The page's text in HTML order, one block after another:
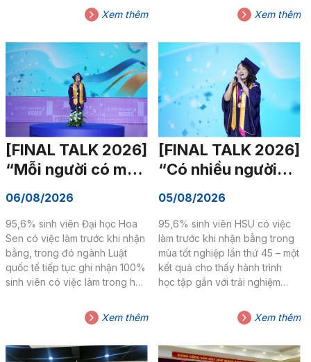
cũng có người nhận ra rằng
thành công được tạo nên từ
Final Talk trong Lễ Tốt nghiệp
HSU 2026, bốn Thủ khoa của
Khoa Du lịch – Nhà hàng –
Khách sạn đã mang đến bốn
góc nhìn khác nhau về hành
trình trưởng thành. Nhưng phía
sau những câu chuyện ấy là
một suy nghĩ đồng nhất: khi...
Xem thêm
qua áp lực, có người mạnh dạn
thay đổi lựa chọn, cũng có
một hướng đi phù hợp hơn.
Trong Final Talk tại Lễ tốt
nghiệp HSU 2026, ba Thủ
khoa Khoa Công nghệ đã kể
về hành trình trưởng thành của
mình bằng những câu chuyện
rất riêng, nhưng cùng gặp
nhau ở một...
Xem thêm
[FINAL TALK 2026]
“Mỗi người có một
trưởng thành”
06/08/2026
95,6% sinh viên Đại học Hoa
Sen có việc làm trước khi nhận
bằng, trong đó ngành Luật
quốc tế tiếp tục ghi nhận 100%
sinh viên có việc làm trong hai
con số này cho thấy năng lực
thích ứng và mức độ sẵn sàng
sau hành trình đại học. Nhưng
Xem thêm
[FINAL TALK 2026]
“Có nhiều người
thì sợ gì, cứ tò mò
về thế giới thôi”
05/08/2026
95,6% sinh viên HSU có việc
làm trước khi nhận bằng trong
mùa tốt nghiệp lần thứ 45 – một
kết quả cho thấy hành trình
học tập gắn với trải nghiệm
tự tin hơn khi bước vào thị
trường lao động. Với Khoa
HSU, những câu chuyện được
Xem thêm